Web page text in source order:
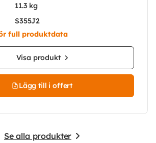
11.3 kg
S355J2
full produktdata
Visa produkt
Lägg till i offert
Se alla produkter